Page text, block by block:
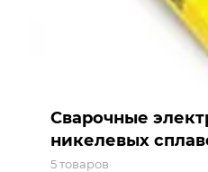
Сварочные
никелевых
5 товаров